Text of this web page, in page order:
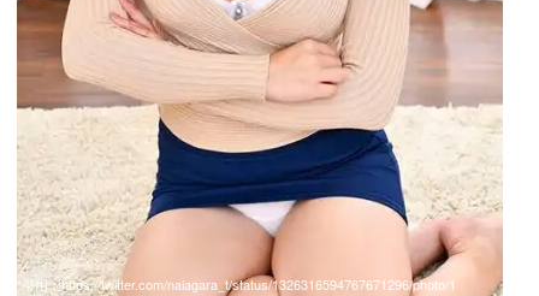
引用：https://twitter.com/naiagara_t/status/1326316594767671296/photo/1